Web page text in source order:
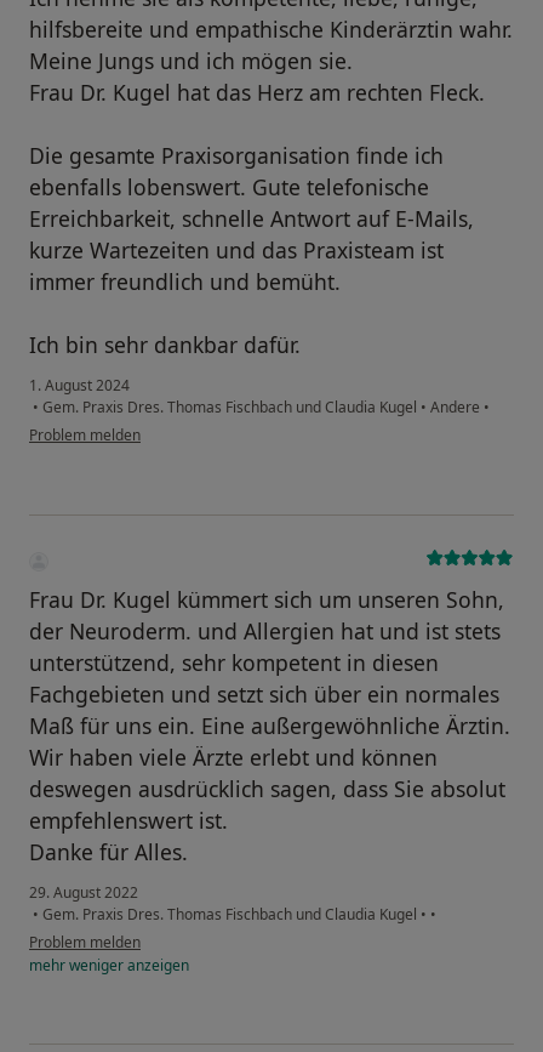
hilfsbereite und empathische Kinderärztin wahr.
Meine Jungs und ich mögen sie.
Frau Dr. Kugel hat das Herz am rechten Fleck.
Die gesamte Praxisorganisation finde ich
ebenfalls lobenswert. Gute telefonische
Erreichbarkeit, schnelle Antwort auf E-Mails,
kurze Wartezeiten und das Praxisteam ist
immer freundlich und bemüht.
Ich bin sehr dankbar dafür.
1. August 2024
• Gem. Praxis Dres. Thomas Fischbach und Claudia Kugel • Andere •
Problem melden
Frau Dr. Kugel kümmert sich um unseren Sohn,
der Neuroderm. und Allergien hat und ist stets
unterstützend, sehr kompetent in diesen
Fachgebieten und setzt sich über ein normales
Maß für uns ein. Eine außergewöhnliche Ärztin.
Wir haben viele Ärzte erlebt und können
deswegen ausdrücklich sagen, dass Sie absolut
empfehlenswert ist.
Danke für Alles.
29. August 2022
• Gem. Praxis Dres. Thomas Fischbach und Claudia Kugel • •
Problem melden
mehrwenigeranzeigen